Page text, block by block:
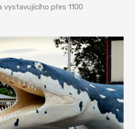
vystavujícího přes 1100